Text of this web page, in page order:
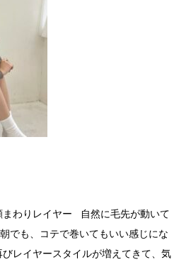
まわりレイヤー 自然に毛先が動いて
でも、コテで巻いてもいい感じにな
レイヤースタイルが増えてきて、気